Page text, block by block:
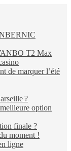
T2 Max
de marquer l’été
?
option
finale ?
moment !
ligne